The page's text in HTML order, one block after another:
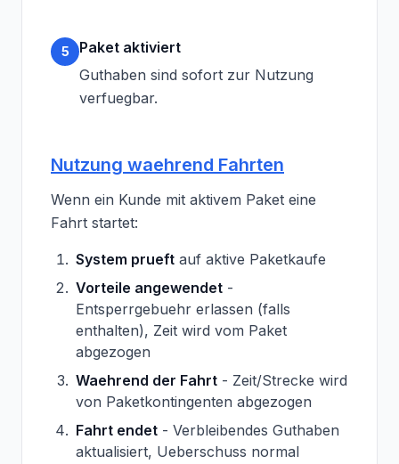
5
Paket aktiviert
Guthaben sind sofort zur Nutzung
verfuegbar.
Nutzung waehrend Fahrten
Wenn ein Kunde mit aktivem Paket eine
Fahrt startet:
System prueft auf aktive Paketkaufe
Vorteile angewendet -
Entsperrgebuehr erlassen (falls
enthalten), Zeit wird vom Paket
abgezogen
Waehrend der Fahrt - Zeit/Strecke wird
von Paketkontingenten abgezogen
Fahrt endet - Verbleibendes Guthaben
aktualisiert, Ueberschuss normal